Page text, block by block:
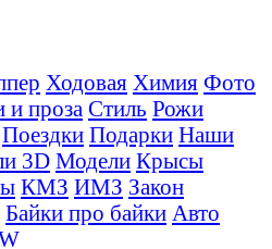
Ходовая Химия Фото
и проза Стиль Рожи
Поездки Подарки Наши
3D Модели Крысы
КМЗ ИМЗ Закон
Байки про байки Авто